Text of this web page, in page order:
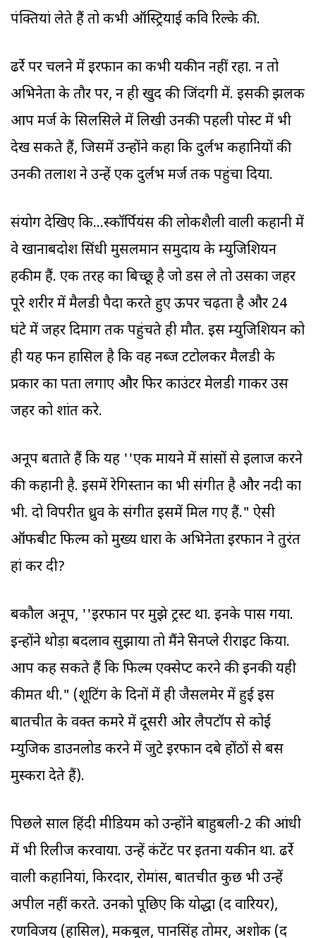
पंक्तियां लेते हैं तो कभी ऑस्ट्रियाई कवि रिल्के की.
ढर्रे पर चलने में इरफान का कभी यकीन नहीं रहा. न तो
अभिनेता के तौर पर, न ही खुद की जिंदगी में. इसकी झलक
आप मर्ज के सिलसिले में लिखी उनकी पहली पोस्ट में भी
देख सकते हैं, जिसमें उन्होंने कहा कि दुर्लभ कहानियों की
उनकी तलाश ने उन्हें एक दुर्लभ मर्ज तक पहुंचा दिया.
संयोग देखिए कि...स्कॉर्पियंस की लोकशैली वाली कहानी में
वे खानाबदोश सिंधी मुसलमान समुदाय के म्युजिशियन
हकीम हैं. एक तरह का बिच्छू है जो डस ले तो उसका जहर
पूरे शरीर में मैलडी पैदा करते हुए ऊपर चढ़ता है और 24
घंटे में जहर दिमाग तक पहुंचते ही मौत. इस म्युजिशियन को
ही यह फन हासिल है कि वह नब्ज टटोलकर मैलडी के
प्रकार का पता लगाए और फिर काउंटर मेलडी गाकर उस
जहर को शांत करे.
अनूप बताते हैं कि यह ''एक मायने में सांसों से इलाज करने
की कहानी है. इसमें रेगिस्तान का भी संगीत है और नदी का
भी. दो विपरीत ध्रुव के संगीत इसमें मिल गए हैं." ऐसी
ऑफबीट फिल्म को मुख्य धारा के अभिनेता इरफान ने तुरंत
हां कर दी?
बकौल अनूप, ''इरफान पर मुझे ट्रस्ट था. इनके पास गया.
इन्होंने थोड़ा बदलाव सुझाया तो मैंने स्क्रीनप्ले रीराइट किया.
आप कह सकते हैं कि फिल्म एक्सेप्ट करने की इनकी यही
कीमत थी." (शूटिंग के दिनों में ही जैसलमेर में हुई इस
बातचीत के वक्त कमरे में दूसरी ओर लैपटॉप से कोई
म्युजिक डाउनलोड करने में जुटे इरफान दबे होंठों से बस
मुस्करा देते हैं).
पिछले साल हिंदी मीडियम को उन्होंने बाहुबली-2 की आंधी
में भी रिलीज करवाया. उन्हें कंटेंट पर इतना यकीन था. ढर्रे
वाली कहानियां, किरदार, रोमांस, बातचीत कुछ भी उन्हें
अपील नहीं करते. उनको पूछिए कि योद्धा (द वारियर),
रणविजय (हासिल), मकबूल, पानसिंह तोमर, अशोक (द